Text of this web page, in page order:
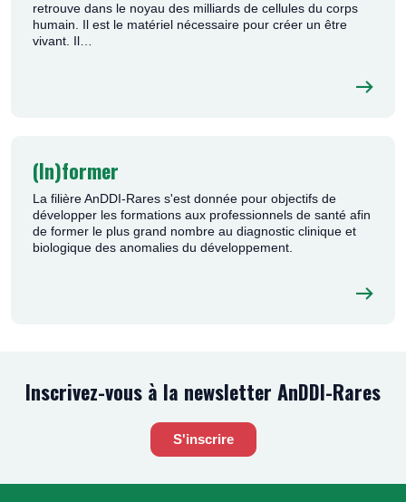
retrouve dans le noyau des milliards de cellules du corps
humain. Il est le matériel nécessaire pour créer un être
vivant. Il…
(In)former
La filière AnDDI-Rares s'est donnée pour objectifs de
développer les formations aux professionnels de santé afin
de former le plus grand nombre au diagnostic clinique et
biologique des anomalies du développement.
Inscrivez-vous à la newsletter AnDDI-Rares
S'inscrire